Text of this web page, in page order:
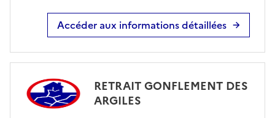
Accéder aux informations détaillées
RETRAIT GONFLEMENT DES
ARGILES